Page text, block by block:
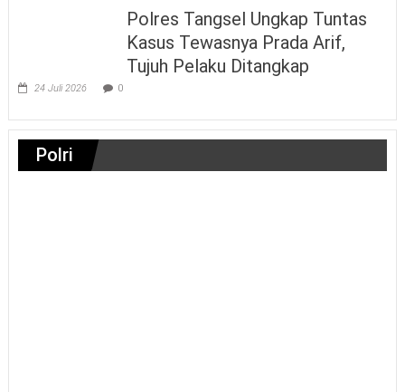
Polres Tangsel Ungkap Tuntas
Kasus Tewasnya Prada Arif,
Tujuh Pelaku Ditangkap
24 Juli 2026 0
Polri